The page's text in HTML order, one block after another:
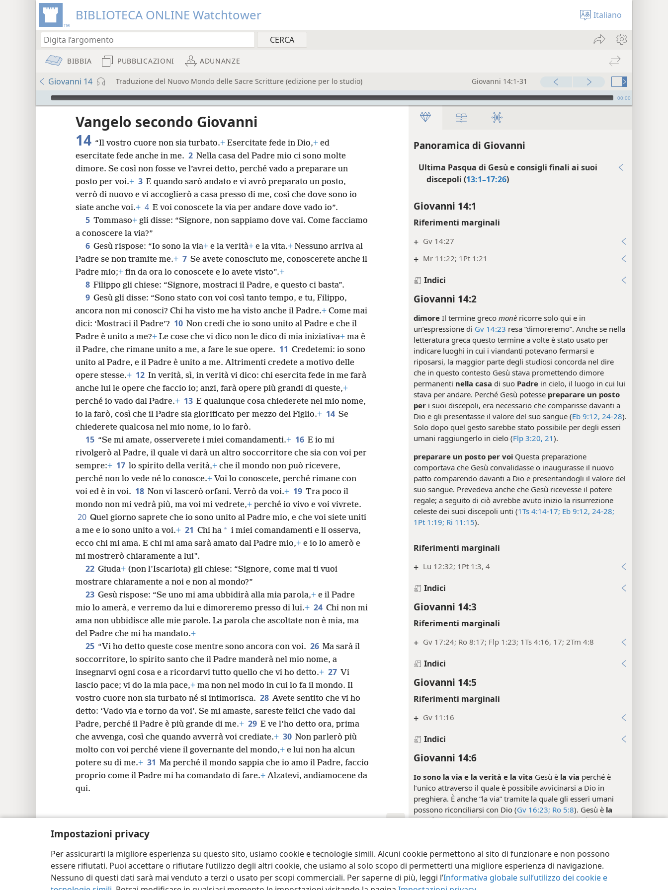
Impostazioni privacy
Per assicurarti la migliore esperienza su questo sito, usiamo cookie e tecnologie simili. Alcuni cookie permettono al sito di funzionare e non possono
essere rifiutati. Puoi accettare o rifiutare l’utilizzo degli altri cookie, che usiamo al solo scopo di permetterti una migliore esperienza di navigazione.
Nessuno di questi dati sarà mai venduto a terzi o usato per scopi commerciali. Per saperne di più, leggi l’Informativa globale sull’utilizzo dei cookie e
BIBLIOTECA ONLINE Watchtower Italiano
BIBBIA PUBBLICAZIONI ADUNANZE
Giovanni 14 Traduzione del Nuovo Mondo delle Sacre Scritture (edizione per lo studio) Giovanni 14:1-31
Audio Player 00:00
Panoramica di Giovanni
Ultima Pasqua di Gesù e consigli finali ai suoi
discepoli (13:1–17:26)
Giovanni 14:1
Riferimenti marginali
+ Gv 14:27
+ Mr 11:22; 1Pt 1:21
Indici
Giovanni 14:2
dimore Il termine greco monè ricorre solo qui e in
un’espressione di Gv 14:23 resa “dimoreremo”. Anche se nella
letteratura greca questo termine a volte è stato usato per
indicare luoghi in cui i viandanti potevano fermarsi e
riposarsi, la maggior parte degli studiosi concorda nel dire
che in questo contesto Gesù stava promettendo dimore
permanenti nella casa di suo Padre in cielo, il luogo in cui lui
stava per andare. Perché Gesù potesse preparare un posto
per i suoi discepoli, era necessario che comparisse davanti a
Dio e gli presentasse il valore del suo sangue (Eb 9:12, 24-28).
Solo dopo quel gesto sarebbe stato possibile per degli esseri
umani raggiungerlo in cielo (Flp 3:20, 21).
preparare un posto per voi Questa preparazione
comportava che Gesù convalidasse o inaugurasse il nuovo
patto comparendo davanti a Dio e presentandogli il valore del
suo sangue. Prevedeva anche che Gesù ricevesse il potere
regale; a seguito di ciò avrebbe avuto inizio la risurrezione
celeste dei suoi discepoli unti (1Ts 4:14-17; Eb 9:12, 24-28;
1Pt 1:19; Ri 11:15).
Riferimenti marginali
+ Lu 12:32; 1Pt 1:3, 4
Indici
Giovanni 14:3
Riferimenti marginali
+ Gv 17:24; Ro 8:17; Flp 1:23; 1Ts 4:16, 17; 2Tm 4:8
Indici
Giovanni 14:5
Riferimenti marginali
+ Gv 11:16
Indici
Giovanni 14:6
Io sono la via e la verità e la vita Gesù è la via perché è
l’unico attraverso il quale è possibile avvicinarsi a Dio in
preghiera. È anche “la via” tramite la quale gli esseri umani
possono riconciliarsi con Dio (Gv 16:23; Ro 5:8). Gesù è la
veritàperché parlò e visse in armonia con la verità. Inoltre
Dio ( Gv 1:14;Ri 19:10). Queste profezie “sono state ‘sì’ [o “si
sono adempiute”] mediante lui” (2Co 1:20 ). Gesù èla vita
perché, tramite il riscatto, ha dato agli esseri umani la
possibilità di ottenere “la vera vita”, cioè “la vita eterna” (
Vangelo secondo Giovanni
14 “Il vostro cuore non sia turbato.+ Esercitate fede in Dio,+ ed
esercitate fede anche in me. 2 Nella casa del Padre mio ci sono molte
dimore. Se così non fosse ve l’avrei detto, perché vado a preparare un
posto per voi.+ 3 E quando sarò andato e vi avrò preparato un posto,
verrò di nuovo e vi accoglierò a casa presso di me, così che dove sono io
siate anche voi.+ 4 E voi conoscete la via per andare dove vado io”.
5 Tommaso+ gli disse: “Signore, non sappiamo dove vai. Come facciamo
a conoscere la via?”
6 Gesù rispose: “Io sono la via+ e la verità+ e la vita.+ Nessuno arriva al
Padre se non tramite me.+ 7 Se avete conosciuto me, conoscerete anche il
Padre mio;+ fin da ora lo conoscete e lo avete visto”.+
8 Filippo gli chiese: “Signore, mostraci il Padre, e questo ci basta”.
9 Gesù gli disse: “Sono stato con voi così tanto tempo, e tu, Filippo,
ancora non mi conosci? Chi ha visto me ha visto anche il Padre.+ Come mai
dici: ‘Mostraci il Padre’? 10 Non credi che io sono unito al Padre e che il
Padre è unito a me?+ Le cose che vi dico non le dico di mia iniziativa+ ma è
il Padre, che rimane unito a me, a fare le sue opere. 11 Credetemi: io sono
unito al Padre, e il Padre è unito a me. Altrimenti credete a motivo delle
opere stesse.+ 12 In verità, sì, in verità vi dico: chi esercita fede in me farà
anche lui le opere che faccio io; anzi, farà opere più grandi di queste,+
perché io vado dal Padre.+ 13 E qualunque cosa chiederete nel mio nome,
io la farò, così che il Padre sia glorificato per mezzo del Figlio.+ 14 Se
chiederete qualcosa nel mio nome, io lo farò.
15 “Se mi amate, osserverete i miei comandamenti.+ 16 E io mi
rivolgerò al Padre, il quale vi darà un altro soccorritore che sia con voi per
sempre:+ 17 lo spirito della verità,+ che il mondo non può ricevere,
perché non lo vede né lo conosce.+ Voi lo conoscete, perché rimane con
voi ed è in voi. 18 Non vi lascerò orfani. Verrò da voi.+ 19 Tra poco il
mondo non mi vedrà più, ma voi mi vedrete,+ perché io vivo e voi vivrete.
20 Quel giorno saprete che io sono unito al Padre mio, e che voi siete uniti
a me e io sono unito a voi.+ 21 Chi ha * i miei comandamenti e li osserva,
ecco chi mi ama. E chi mi ama sarà amato dal Padre mio,+ e io lo amerò e
mi mostrerò chiaramente a lui”.
22 Giuda+ (non l’Iscariota) gli chiese: “Signore, come mai ti vuoi
mostrare chiaramente a noi e non al mondo?”
23 Gesù rispose: “Se uno mi ama ubbidirà alla mia parola,+ e il Padre
mio lo amerà, e verremo da lui e dimoreremo presso di lui.+ 24 Chi non mi
ama non ubbidisce alle mie parole. La parola che ascoltate non è mia, ma
del Padre che mi ha mandato.+
25 “Vi ho detto queste cose mentre sono ancora con voi. 26 Ma sarà il
soccorritore, lo spirito santo che il Padre manderà nel mio nome, a
insegnarvi ogni cosa e a ricordarvi tutto quello che vi ho detto.+ 27 Vi
lascio pace; vi do la mia pace,+ ma non nel modo in cui lo fa il mondo. Il
vostro cuore non sia turbato né si intimorisca. 28 Avete sentito che vi ho
detto: ‘Vado via e torno da voi’. Se mi amaste, sareste felici che vado dal
Padre, perché il Padre è più grande di me.+ 29 E ve l’ho detto ora, prima
che avvenga, così che quando avverrà voi crediate.+ 30 Non parlerò più
molto con voi perché viene il governante del mondo,+ e lui non ha alcun
potere su di me.+ 31 Ma perché il mondo sappia che io amo il Padre, faccio
proprio come il Padre mi ha comandato di fare.+ Alzatevi, andiamocene da
qui.
Copyright © 2026 Watch Tower Bible and Tract Society of Pennsylvania